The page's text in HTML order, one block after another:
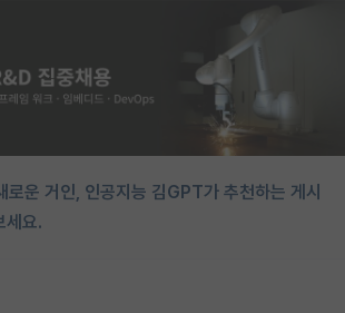
로운 거인, 인공지능 김GPT가 추천하는 게시
세요.